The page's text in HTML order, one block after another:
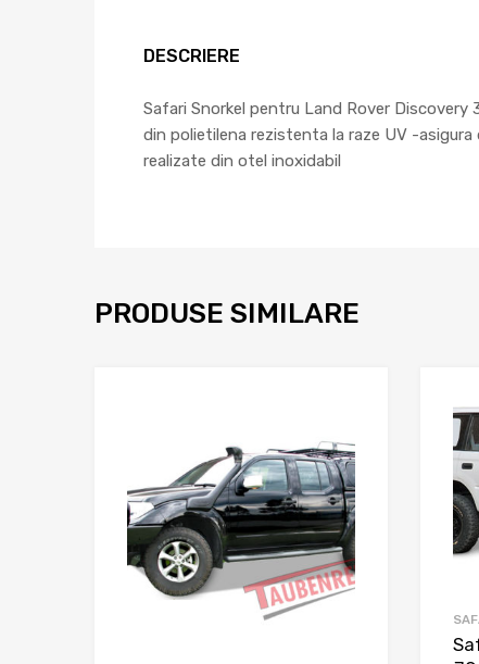
DESCRIERE
Safari Snorkel pentru Land Rover
din polietilena rezistenta la raze UV -
realizate din otel inoxidabil
PRODUSE SIMILARE